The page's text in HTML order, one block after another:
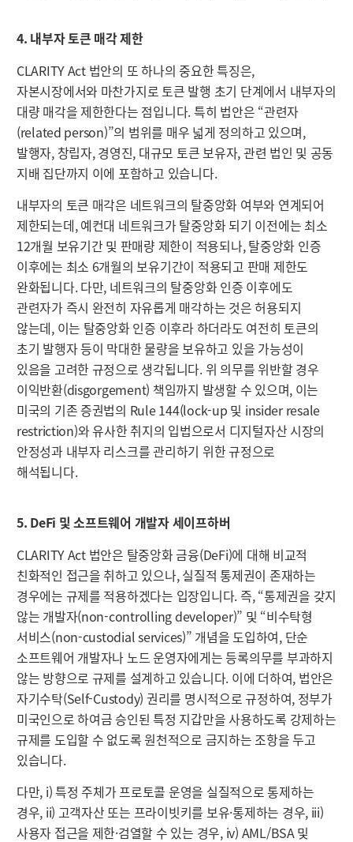
4. 내부자 토큰 매각 제한
CLARITY Act 법안의 또 하나의 중요한 특징은,
자본시장에서와 마찬가지로 토큰 발행 초기 단계에서 내부자의
대량 매각을 제한한다는 점입니다. 특히 법안은 “관련자
(related person)”의 범위를 매우 넓게 정의하고 있으며,
발행자, 창립자, 경영진, 대규모 토큰 보유자, 관련 법인 및 공동
지배 집단까지 이에 포함하고 있습니다.
내부자의 토큰 매각은 네트워크의 탈중앙화 여부와 연계되어
제한되는데, 예컨대 네트워크가 탈중앙화 되기 이전에는 최소
12개월 보유기간 및 판매량 제한이 적용되나, 탈중앙화 인증
이후에는 최소 6개월의 보유기간이 적용되고 판매 제한도
완화됩니다. 다만, 네트워크의 탈중앙화 인증 이후에도
관련자가 즉시 완전히 자유롭게 매각하는 것은 허용되지
않는데, 이는 탈중앙화 인증 이후라 하더라도 여전히 토큰의
초기 발행자 등이 막대한 물량을 보유하고 있을 가능성이
있음을 고려한 규정으로 생각됩니다. 위 의무를 위반할 경우
이익반환(disgorgement) 책임까지 발생할 수 있으며, 이는
미국의 기존 증권법의 Rule 144(lock-up 및 insider resale
restriction)와 유사한 취지의 입법으로서 디지털자산 시장의
안정성과 내부자 리스크를 관리하기 위한 규정으로
해석됩니다.
5. DeFi 및 소프트웨어 개발자 세이프하버
CLARITY Act 법안은 탈중앙화 금융(DeFi)에 대해 비교적
친화적인 접근을 취하고 있으나, 실질적 통제권이 존재하는
경우에는 규제를 적용하겠다는 입장입니다. 즉, “통제권을 갖지
않는 개발자(non-controlling developer)” 및 “비수탁형
서비스(non-custodial services)” 개념을 도입하여, 단순
소프트웨어 개발자나 노드 운영자에게는 등록의무를 부과하지
않는 방향으로 규제를 설계하고 있습니다. 이에 더하여, 법안은
자기수탁(Self-Custody) 권리를 명시적으로 규정하여, 정부가
미국인으로 하여금 승인된 특정 지갑만을 사용하도록 강제하는
규제를 도입할 수 없도록 원천적으로 금지하는 조항을 두고
있습니다.
다만, i) 특정 주체가 프로토콜 운영을 실질적으로 통제하는
경우, ii) 고객자산 또는 프라이빗키를 보유·통제하는 경우, iii)
사용자 접근을 제한·검열할 수 있는 경우, iv) AML/BSA 및